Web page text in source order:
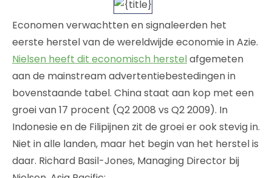
Economen verwachtten en signaleerden het
eerste herstel van de wereldwijde economie in Azie.
Nielsen heeft dit economisch herstelafgemeten
aan de mainstream advertentiebestedingen in
bovenstaande tabel. China staat aan kop met een
groei van 17 procent (Q2 2008 vs Q2 2009). In
Indonesie en de Filipijnen zit de groei er ook stevig in.
Niet in alle landen, maar het begin van het herstel is
daar. Richard Basil-Jones, Managing Director bij